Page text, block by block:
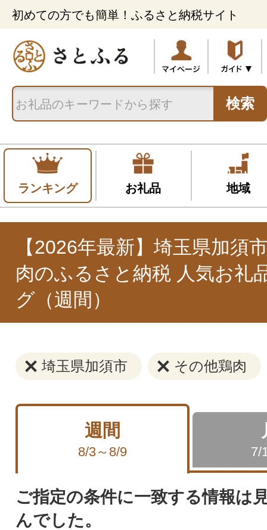
初めての方でも簡単！ふるさと納税サイト
検索
ランキング お礼品 地域
【2026年最新】埼玉県加須
肉のふるさと納税 人気お礼
グ（週間）
埼玉県加須市 その他鶏肉
週間
8/3～8/9 7/
ご指定の条件に一致する情報は
んでした。